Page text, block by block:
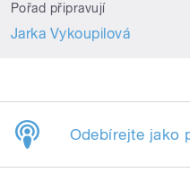
Pořad připravují
Jarka Vykoupilová
Odebírejte jako